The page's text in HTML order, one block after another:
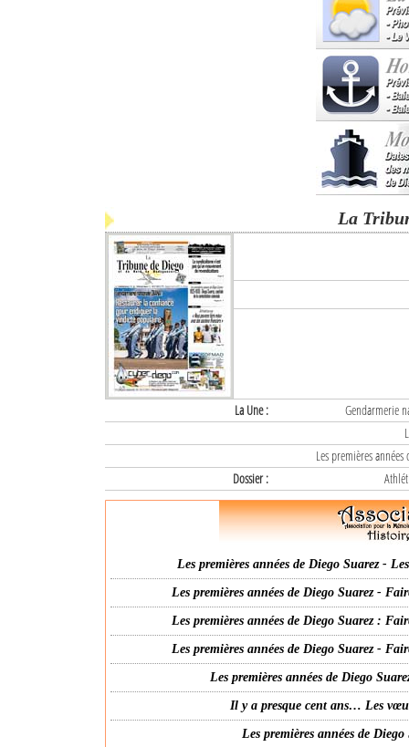
La
La Une :
Gendarmerie
Les premières
Dossier :
Les premières années de Diego Suarez -
Les premières années de Diego Suarez -
Les premières années de Diego Suarez :
Les premières années de Diego Suarez -
Les premières années de Diego
Il y a presque cent ans… Les
Les premières années de